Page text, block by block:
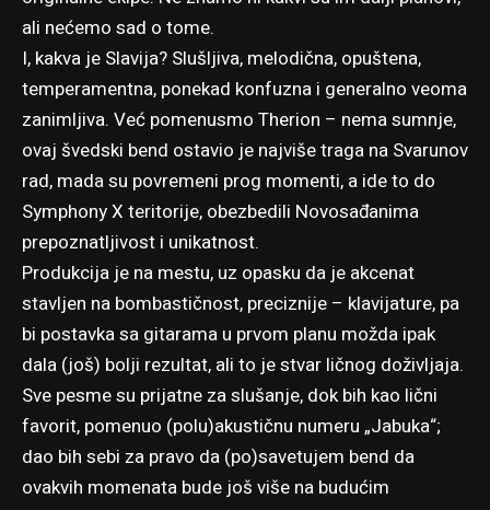
ali nećemo sad o tome.
I, kakva je Slavija? Slušljiva, melodična, opuštena,
temperamentna, ponekad konfuzna i generalno veoma
zanimljiva. Već pomenusmo Therion – nema sumnje,
ovaj švedski bend ostavio je najviše traga na Svarunov
rad, mada su povremeni prog momenti, a ide to do
Symphony X teritorije, obezbedili Novosađanima
prepoznatljivost i unikatnost.
Produkcija je na mestu, uz opasku da je akcenat
stavljen na bombastičnost, preciznije – klavijature, pa
bi postavka sa gitarama u prvom planu možda ipak
dala (još) bolji rezultat, ali to je stvar ličnog doživljaja.
Sve pesme su prijatne za slušanje, dok bih kao lični
favorit, pomenuo (polu)akustičnu numeru „Jabuka“;
dao bih sebi za pravo da (po)savetujem bend da
ovakvih momenata bude još više na budućim